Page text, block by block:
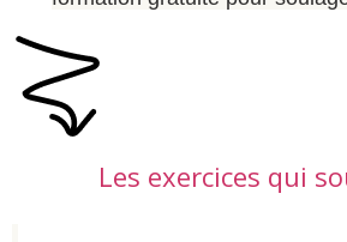
Les exercices qui